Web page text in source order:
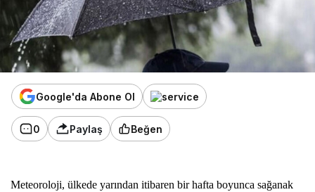
Google'da Abone Ol
0 Paylaş Beğen
Meteoroloji, ülkede yarından itibaren bir hafta boyunca sağanak